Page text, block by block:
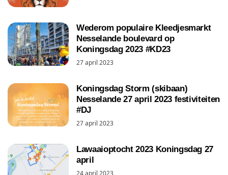
Wederom populaire Kleedjesmarkt
Nesselande boulevard op
Koningsdag 2023 #KD23
27 april 2023
Koningsdag Storm (skibaan)
Nesselande 27 april 2023 festiviteiten
#DJ
27 april 2023
Lawaaioptocht 2023 Koningsdag 27
april
24 april 2023